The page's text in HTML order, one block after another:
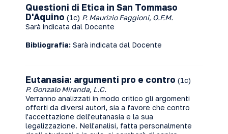
Questioni di Etica in San Tommaso
D'Aquino (1c) P. Maurizio Faggioni, O.F.M.
Sarà indicata dal Docente
Bibliografia: Sarà indicata dal Docente
Eutanasia: argumenti pro e contro (1c)
P. Gonzalo Miranda, L.C.
Verranno analizzati in modo critico gli argomenti
offerti da diversi autori, sia a favore che contro
l'accettazione dell'eutanasia e la sua
legalizzazione. Nell'analisi, fatta personalmente